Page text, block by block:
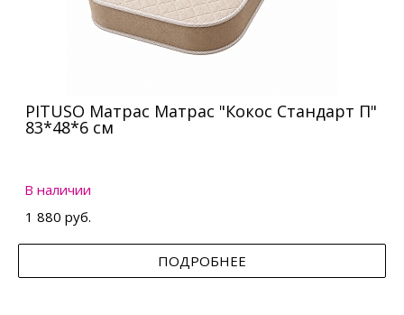
PITUSO Матрас Матрас "Кокос Стандарт П"
83*48*6 см
В наличии
1 880 руб.
ПОДРОБНЕЕ